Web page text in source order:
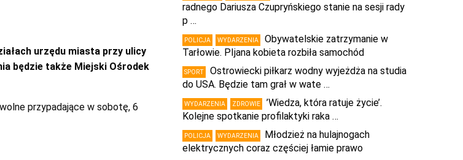
urzędu miasta przy ulicy
będzie także Miejski Ośrodek
przypadające w sobotę, 6
radnego Dariusza Czupryńskiego stanie na sesji rady
p …
POLICJA WYDARZENIA
Obywatelskie zatrzymanie w
Tarłowie. PIjana kobieta rozbiła samochód
SPORT
Ostrowiecki piłkarz wodny wyjeżdża na studia
do USA. Będzie tam grał w wate …
WYDARZENIA ZDROWIE
’Wiedza, która ratuje życie’.
Kolejne spotkanie profilaktyki raka …
POLICJA WYDARZENIA
Młodzież na hulajnogach
elektrycznych coraz częściej łamie prawo